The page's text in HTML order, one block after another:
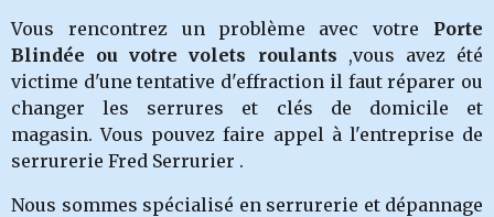
Vous rencontrez un problème avec votre Porte
Blindée ou votre volets roulants ,vous avez été
victime d'une tentative d'effraction il faut réparer ou
changer les serrures et clés de domicile et
magasin.Vous pouvez faire appel à l'entreprise de
serrurerie Fred Serrurier .
Nous sommes spécialisé en serrurerie et dépannage